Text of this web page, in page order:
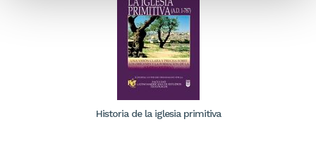
Historia de la iglesia primitiva